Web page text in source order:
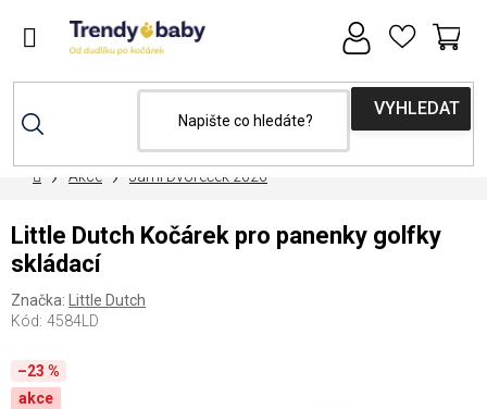
DomůAkce Jarní Dvoreček 2026
Little Dutch Kočárek pro panenky golfky
skládací
Značka:
Little Dutch
Kód: 4584LD
akce
–23 %